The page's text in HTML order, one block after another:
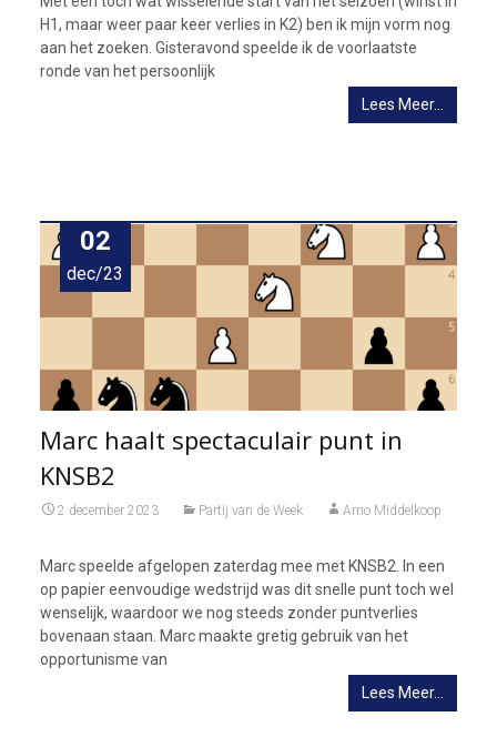
H1, maar weer paar keer verlies in K2) ben ik mijn vorm nog
aan het zoeken. Gisteravond speelde ik de voorlaatste
ronde van het persoonlijk
Lees Meer…
02
dec/23
Marc haalt spectaculair punt in
KNSB2
2 december 2023 Partij van de Week Arno Middelkoop
Marc speelde afgelopen zaterdag mee met KNSB2. In een
op papier eenvoudige wedstrijd was dit snelle punt toch wel
wenselijk, waardoor we nog steeds zonder puntverlies
bovenaan staan. Marc maakte gretig gebruik van het
opportunisme van
Lees Meer…